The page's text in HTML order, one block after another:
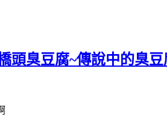
頭臭豆腐~傳說中的臭